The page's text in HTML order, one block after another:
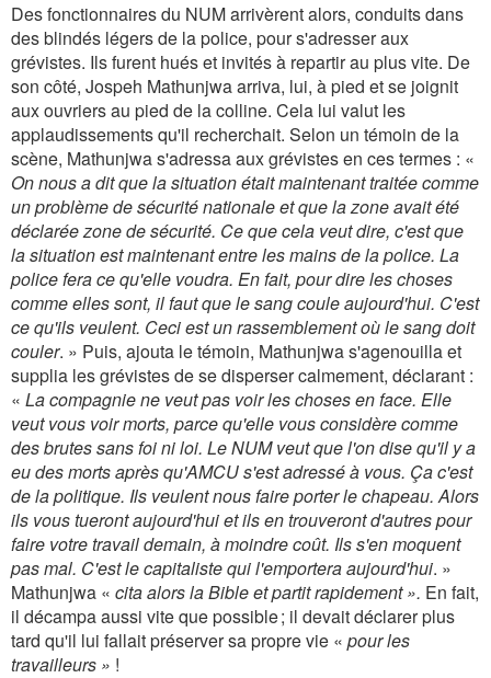
Des fonctionnaires du NUM arrivèrent alors, conduits dans
des blindés légers de la police, pour s'adresser aux
grévistes. Ils furent hués et invités à repartir au plus vite. De
son côté, Jospeh Mathunjwa arriva, lui, à pied et se joignit
aux ouvriers au pied de la colline. Cela lui valut les
applaudissements qu'il recherchait. Selon un témoin de la
scène, Mathunjwa s'adressa aux grévistes en ces termes : «
On nous a dit que la situation était maintenant traitée comme
un problème de sécurité nationale et que la zone avait été
déclarée zone de sécurité. Ce que cela veut dire, c'est que
la situation est maintenant entre les mains de la police. La
police fera ce qu'elle voudra. En fait, pour dire les choses
comme elles sont, il faut que le sang coule aujourd'hui. C'est
ce qu'ils veulent. Ceci est un rassemblement où le sang doit
couler. » Puis, ajouta le témoin, Mathunjwa s'agenouilla et
supplia les grévistes de se disperser calmement, déclarant :
« La compagnie ne veut pas voir les choses en face. Elle
veut vous voir morts, parce qu'elle vous considère comme
des brutes sans foi ni loi. Le NUM veut que l'on dise qu'il y a
eu des morts après qu'AMCU s'est adressé à vous. Ça c'est
de la politique. Ils veulent nous faire porter le chapeau. Alors
ils vous tueront aujourd'hui et ils en trouveront d'autres pour
faire votre travail demain, à moindre coût. Ils s'en moquent
pas mal. C'est le capitaliste qui l'emportera aujourd'hui. »
Mathunjwa « cita alors la Bible et partit rapidement ». En fait,
il décampa aussi vite que possible ; il devait déclarer plus
tard qu'il lui fallait préserver sa propre vie « pour les
travailleurs » !